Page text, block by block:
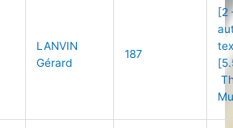
LANVIN
Gérard
187
[2